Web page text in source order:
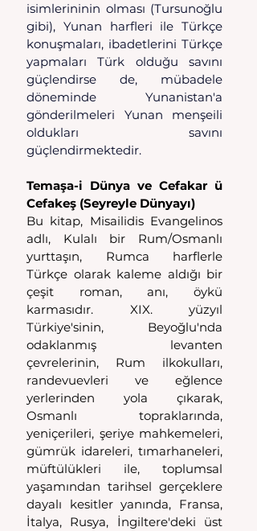
isimlerininin olması (Tursunoğlu
gibi), Yunan harfleri ile Türkçe
konuşmaları, ibadetlerini Türkçe
yapmaları Türk olduğu savını
güçlendirse de, mübadele
döneminde Yunanistan'a
gönderilmeleri Yunan menşeili
oldukları savını
güçlendirmektedir.
Temaşa-i Dünya ve Cefakar ü
Cefakeş (Seyreyle Dünyayı)
Bu kitap, Misailidis Evangelinos
adlı, Kulalı bir Rum/Osmanlı
yurttaşın, Rumca harflerle
Türkçe olarak kaleme aldığı bir
çeşit roman, anı, öykü
karmasıdır. XIX. yüzyıl
Türkiye'sinin, Beyoğlu'nda
odaklanmış levanten
çevrelerinin, Rum ilkokulları,
randevuevleri ve eğlence
yerlerinden yola çıkarak,
Osmanlı topraklarında,
yeniçerileri, şeriye mahkemeleri,
gümrük idareleri, tımarhaneleri,
müftülükleri ile, toplumsal
yaşamından tarihsel gerçeklere
dayalı kesitler yanında, Fransa,
İtalya, Rusya, İngiltere'deki üst